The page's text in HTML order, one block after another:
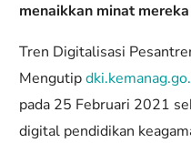
menaikkan minat
Tren Digitalisasi
Mengutip
pada 25 Februari 2021
digital pendidikan